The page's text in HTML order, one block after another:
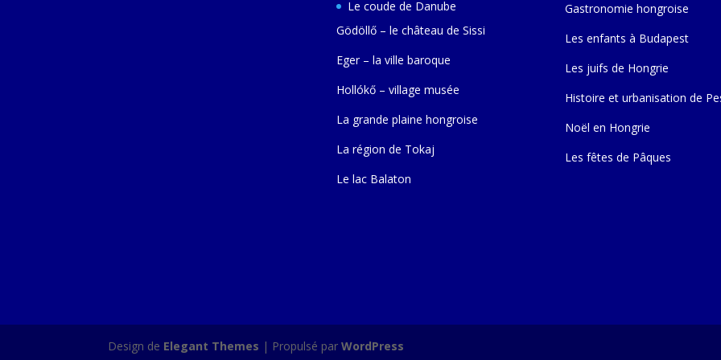
Le coude de Danube
Gödöllő – le château de Sissi
Eger – la ville baroque
Hollókő – village musée
La grande plaine hongroise
La région de Tokaj
Le lac Balaton
Gastronomie hongroise
Les enfants à Budapest
Les juifs de Hongrie
Histoire et urbanisation de
Noël en Hongrie
Les fêtes de Pâques
Design de Elegant Themes | Propulsé parWordPress